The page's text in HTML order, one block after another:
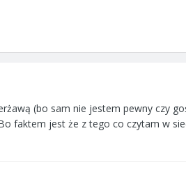
(bo sam nie jestem pewny czy
faktem jest że z tego co czytam w